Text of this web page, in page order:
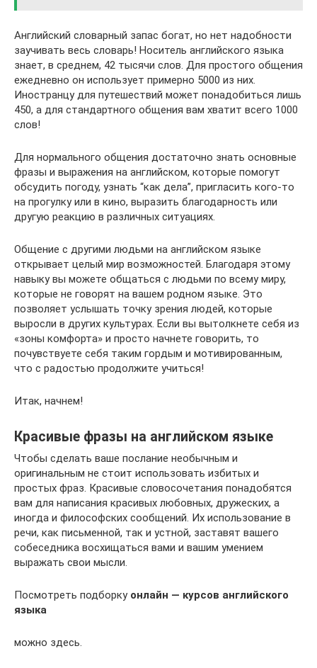
Английский словарный запас богат, но нет надобности
заучивать весь словарь! Носитель английского языка
знает, в среднем, 42 тысячи слов. Для простого общения
ежедневно он использует примерно 5000 из них.
Иностранцу для путешествий может понадобиться лишь
450, а для стандартного общения вам хватит всего 1000
слов!
Для нормального общения достаточно знать основные
фразы и выражения на английском, которые помогут
обсудить погоду, узнать “как дела”, пригласить кого-то
на прогулку или в кино, выразить благодарность или
другую реакцию в различных ситуациях.
Общение с другими людьми на английском языке
открывает целый мир возможностей. Благодаря этому
навыку вы можете общаться с людьми по всему миру,
которые не говорят на вашем родном языке. Это
позволяет услышать точку зрения людей, которые
выросли в других культурах. Если вы вытолкнете себя из
«зоны комфорта» и просто начнете говорить, то
почувствуете себя таким гордым и мотивированным,
что с радостью продолжите учиться!
Итак, начнем!
Красивые фразы на английском языке
Чтобы сделать ваше послание необычным и
оригинальным не стоит использовать избитых и
простых фраз. Красивые словосочетания понадобятся
вам для написания красивых любовных, дружеских, а
иногда и философских сообщений. Их использование в
речи, как письменной, так и устной, заставят вашего
собеседника восхищаться вами и вашим умением
выражать свои мысли.
Посмотреть подборку онлайн — курсов английского
языка
можно здесь.